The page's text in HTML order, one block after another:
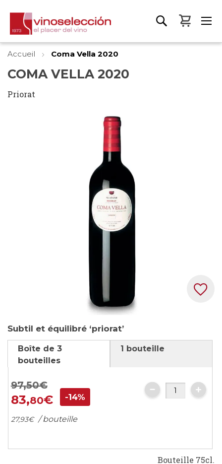
Mon
Accueil Coma Vella 2020
COMA VELLA 2020
Priorat
to
the
beginning
of
the
images
gallery
Subtil et équilibré ‘priorat’
Boîte de 3
bouteilles
97,50€
83,80€ -14%
27,93€ / bouteille
1 bouteille
Bouteille 75cl.